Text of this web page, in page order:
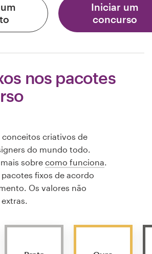
Iniciar um
concurso
nos pacotes
conceitos criativos de
do mundo todo.
sobre como funciona
fixos de acordo
Os valores não